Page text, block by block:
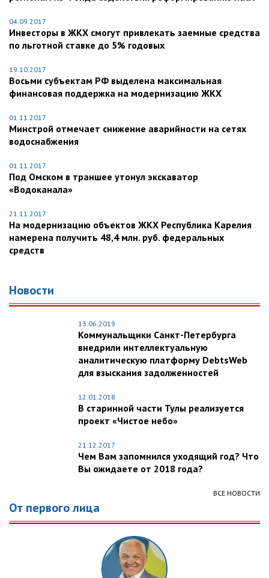
04.09.2017
Инвесторы в ЖКХ смогут привлекать заемные средства
по льготной ставке до 5% годовых
19.10.2017
Восьми субъектам РФ выделена максимальная
финансовая поддержка на модернизацию ЖКХ
01.11.2017
Минстрой отмечает снижение аварийности на сетях
водоснабжения
01.11.2017
Под Омском в траншее утонул экскаватор
«Водоканала»
21.11.2017
На модернизацию объектов ЖКХ Республика Карелия
намерена получить 48,4 млн. руб. федеральных
средств
Новости
13.06.2019
Коммунальщики Санкт-Петербурга
внедрили интеллектуальную
аналитическую платформу DebtsWeb
для взыскания задолженностей
12.01.2018
В старинной части Тулы реализуется
проект «Чистое небо»
21.12.2017
Чем Вам запомнился уходящий год? Что
Вы ожидаете от 2018 года?
ВСЕ НОВОСТИ
От первого лица